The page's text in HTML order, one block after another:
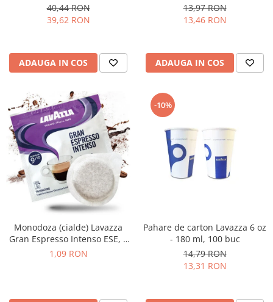
40,44 RON
39,62 RON
ADAUGA IN COS
13,97 RON
13,46 RON
ADAUGA IN COS
Monodoza (cialde) Lavazza
Gran Espresso Intenso ESE, 1
buc
1,09 RON
-10%
Pahare de carton Lavazza 6 oz
- 180 ml, 100 buc
14,79 RON
13,31 RON